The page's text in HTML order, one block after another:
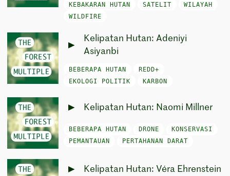
KEBAKARAN HUTAN
SATELIT
WILAYAH
WILDFIRE
Kelipatan Hutan: Adeniyi
Asiyanbi
BEBERAPA HUTAN
REDD+
EKOLOGI POLITIK
KARBON
Kelipatan Hutan: Naomi Millner
BEBERAPA HUTAN DRONE
KONSERVASI
PEMANTAUAN
PERTAHANAN DARAT
Kelipatan Hutan: Véra Ehrenstein